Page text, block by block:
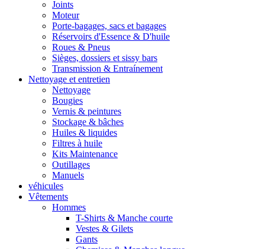
Joints
Moteur
Porte-bagages, sacs et bagages
Réservoirs d'Essence & D'huile
Roues & Pneus
Sièges, dossiers et sissy bars
Transmission & Entraínement
Nettoyage et entretien
Nettoyage
Bougies
Vernis & peintures
Stockage & bâches
Huiles & liquides
Filtres à huile
Kits Maintenance
Outillages
Manuels
véhicules
Vêtements
Hommes
T-Shirts & Manche courte
Vestes & Gilets
Gants